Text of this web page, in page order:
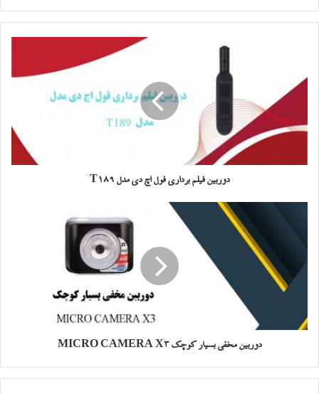
دوربین فیلم برداری فول اچ دی مدل T189
دوربین مخفی بسیار کوچک MICRO CAMERA X3